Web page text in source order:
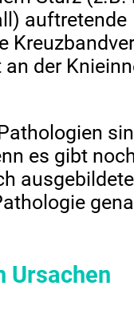
auftretende
der
es gibt
ausgebildete
Ursachen